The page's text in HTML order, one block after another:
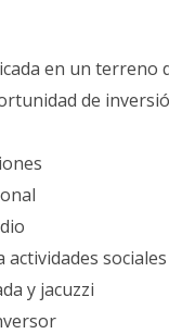
en un terreno
de
actividades sociales
y jacuzzi